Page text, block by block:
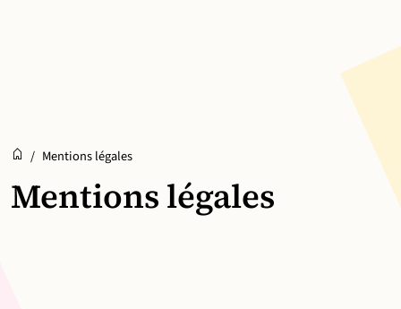
Accueil
Accueil
/ Mentions légales
Mentions légales